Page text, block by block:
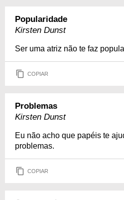
Popularidade
Kirsten Dunst
Ser uma atriz não te faz
COPIAR
Problemas
Kirsten Dunst
Eu não acho que papéis te
problemas.
COPIAR